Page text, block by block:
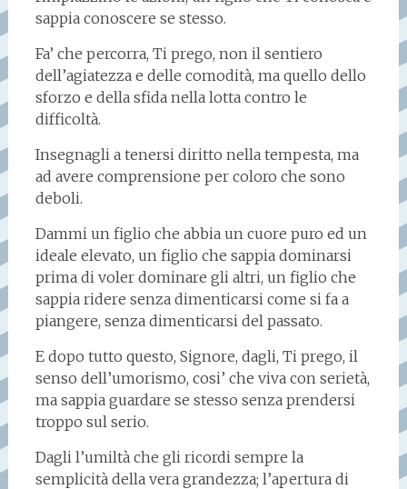
sappia conoscere se stesso.
Fa’ che percorra, Ti prego, non il sentiero
dell’agiatezza e delle comodità, ma quello dello
sforzo e della sfida nella lotta contro le
difficoltà.
Insegnagli a tenersi diritto nella tempesta, ma
ad avere comprensione per coloro che sono
deboli.
Dammi un figlio che abbia un cuore puro ed un
ideale elevato, un figlio che sappia dominarsi
prima di voler dominare gli altri, un figlio che
sappia ridere senza dimenticarsi come si fa a
piangere, senza dimenticarsi del passato.
E dopo tutto questo, Signore, dagli, Ti prego, il
senso dell’umorismo, cosi’ che viva con serietà,
ma sappia guardare se stesso senza prendersi
troppo sul serio.
Dagli l’umiltà che gli ricordi sempre la
semplicità della vera grandezza; l’apertura di